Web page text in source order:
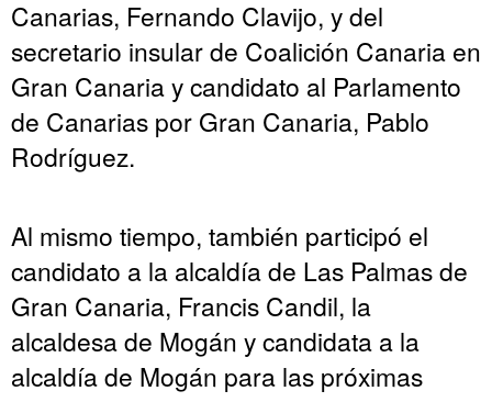
Canarias, Fernando Clavijo, y del
secretario insular de Coalición Canaria en
Gran Canaria y candidato al Parlamento
de Canarias por Gran Canaria, Pablo
Rodríguez.
Al mismo tiempo, también participó el
candidato a la alcaldía de Las Palmas de
Gran Canaria, Francis Candil, la
alcaldesa de Mogán y candidata a la
alcaldía de Mogán para las próximas